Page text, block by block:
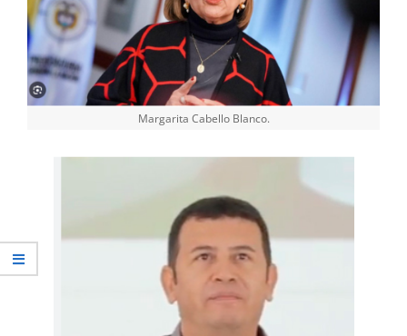
Margarita Cabello Blanco.